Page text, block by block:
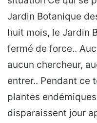
Jardin Botanique
huit mois, le Jardin
fermé de force..
aucun chercheur,
entrer.. Pendant ce
plantes
disparaissent jour